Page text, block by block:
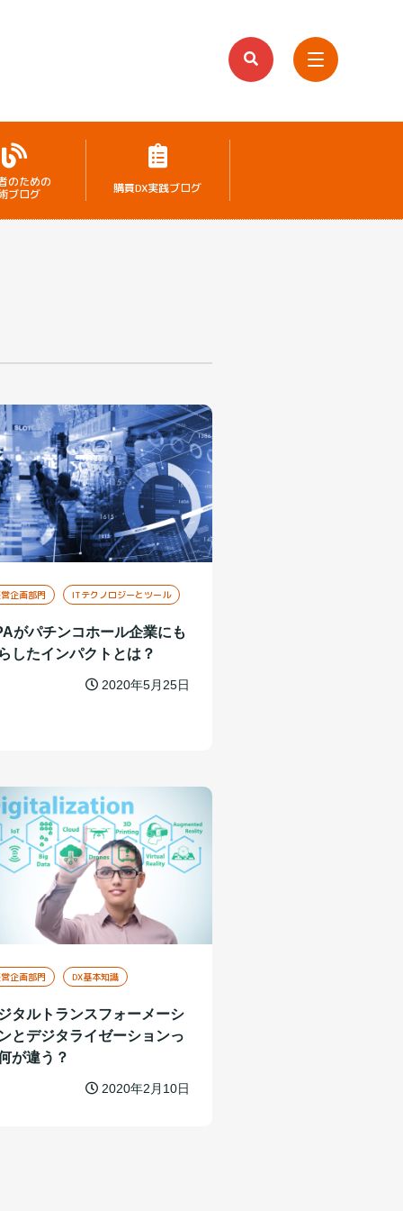
のための
ブログ
購買DX実践ブログ
企画部門 ITテクノロジーとツール
がパチンコホール企業にも
したインパクトとは？
2020年5月25日
企画部門 DX基本知識
タルトランスフォーメーシ
とデジタライゼーションっ
が違う？
2020年2月10日